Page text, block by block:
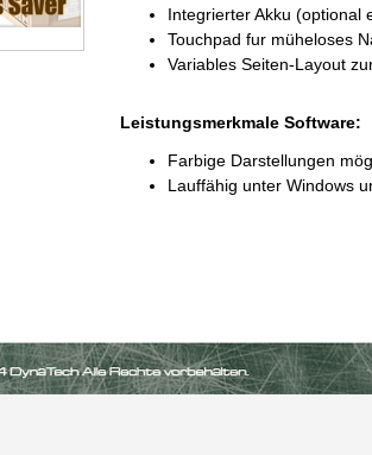
Integrierter Akku (optional
Touchpad fur müheloses
Variables Seiten-Layout
Leistungsmerkmale Software:
Farbige Darstellungen
Lauffähig unter Windows